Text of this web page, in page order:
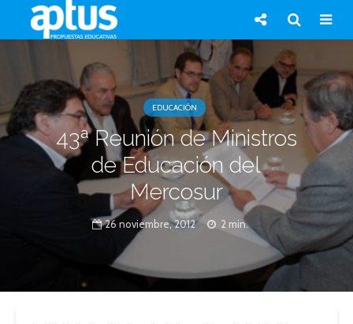
EDUCACIÓN
43ª Reunión de Ministros
de Educación del
Mercosur
26 noviembre, 2012 2 min.